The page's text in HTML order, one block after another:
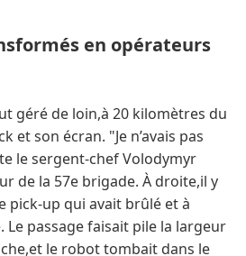
en opérateurs
géré de loin,à 20 kilomètres du
et son écran. "Je n’avais pas
le sergent-chef Volodymyr
de la 57e brigade. À droite,il y
pick-up qui avait brûlé et à
Le passage faisait pile la largeur
le robot tombait dans le